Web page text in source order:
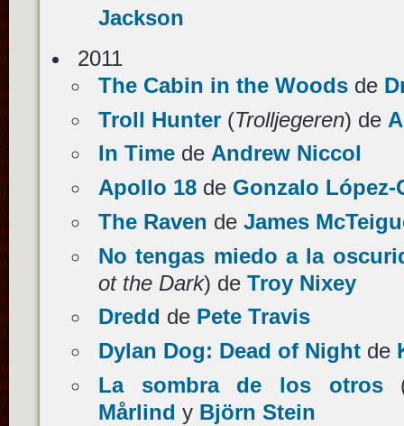
Jackson
2011
The Cabin in the Woodsde
Troll Hunter(Trolljegeren) de
In Timede Andrew Niccol
Apollo 18de Gonzalo López-
The Raven de James
No tengas miedo a la
ot the Dark) de Troy Nixey
Dredd de Pete Travis
Dylan Dog: Dead of Nightde
La sombra de los otros
Mårlind y Björn Stein